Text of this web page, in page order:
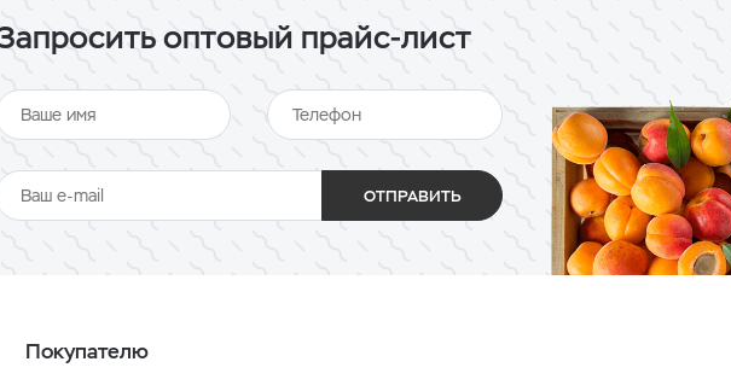
оптовый прайс-лист
ОТПРАВИТЬ
Покупателю